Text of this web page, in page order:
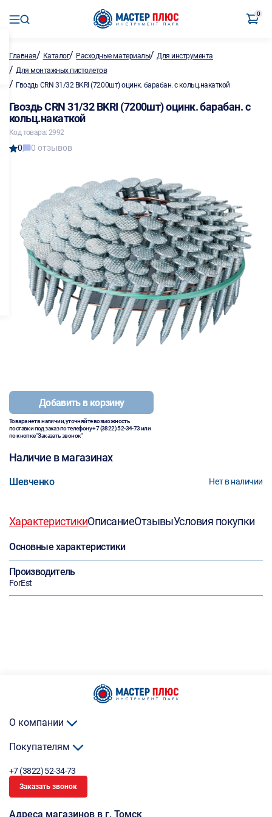
0
Главная/ Каталог/ Расходные материалы/Для инструмента
/ Для монтажных пистолетов
/ Гвоздь CRN 31/32 BKRI (7200шт) оцинк. барабан. с кольц.накаткой
Гвоздь CRN 31/32 BKRI (7200шт) оцинк. барабан. с
кольц.накаткой
Код товара: 2992
0 0 отзывов
Добавить в корзину
Товара нет в наличии, уточняйте возможность
поставки под заказ по телефону+7 (3822) 52-34-73или
по кнопке "Заказать звонок"
Наличие в магазинах
Шевченко Нет в наличии
ХарактеристикиОписаниеОтзывыУсловия покупки
Основные характеристики
Производитель
ForEst
О компании
Покупателям
+7 (3822) 52-34-73
Заказать звонок
Адреса магазинов в г. Томск